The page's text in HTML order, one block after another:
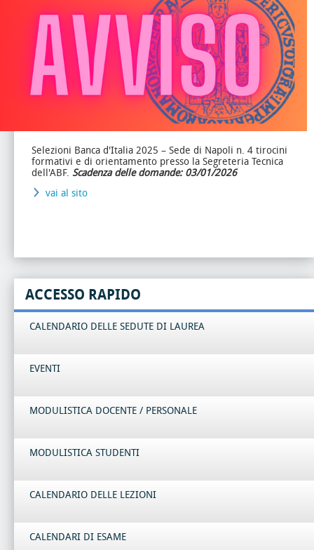
Selezioni Banca d'Italia 2025 – Sede di Napoli n. 4 tirocini
formativi e di orientamento presso la Segreteria Tecnica
dell'ABF. Scadenza delle domande: 03/01/2026
vai al sito
ACCESSO RAPIDO
CALENDARIO DELLE SEDUTE DI LAUREA
EVENTI
MODULISTICA DOCENTE / PERSONALE
MODULISTICA STUDENTI
CALENDARIO DELLE LEZIONI
CALENDARI DI ESAME